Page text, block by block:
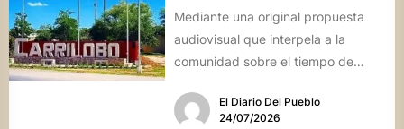
Mediante una original propuesta
audiovisual que interpela a la
comunidad sobre el tiempo de
Consejo...El Diario Del Pueblo
24/07/2026